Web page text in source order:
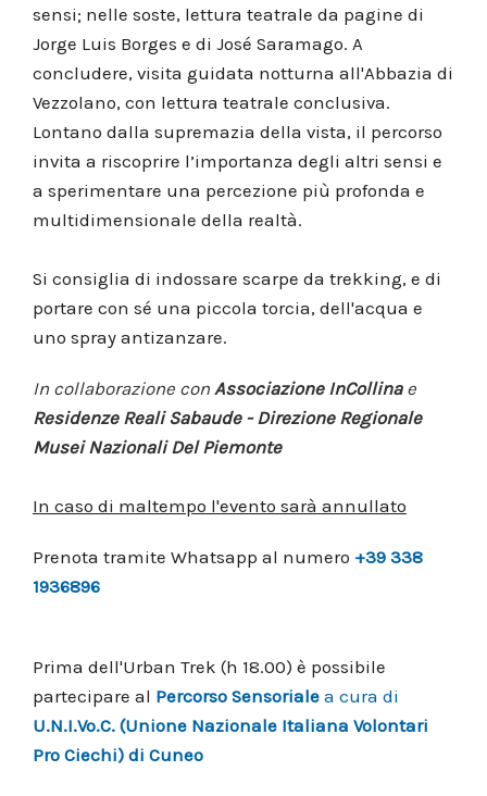
sensi; nelle soste, lettura teatrale da pagine di
Jorge Luis Borges e di José Saramago. A
concludere, visita guidata notturna all'Abbazia di
Vezzolano, con lettura teatrale conclusiva.
Lontano dalla supremazia della vista, il percorso
invita a riscoprire l’importanza degli altri sensi e
a sperimentare una percezione più profonda e
multidimensionale della realtà.
Si consiglia di indossare scarpe da trekking, e di
portare con sé una piccola torcia, dell'acqua e
uno spray antizanzare.
In collaborazione con Associazione InCollinae
Residenze Reali Sabaude - Direzione Regionale
Musei Nazionali Del Piemonte
In caso di maltempo l'evento sarà annullato
Prenota tramite Whatsapp al numero +39 338
1936896
Prima dell'Urban Trek (h 18.00) è possibile
partecipare al Percorso Sensoriale a cura di
U.N.I.Vo.C. (Unione Nazionale Italiana Volontari
Pro Ciechi) di Cuneo